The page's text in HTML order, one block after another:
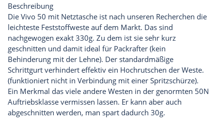
Beschreibung
Die Vivo 50 mit Netztasche ist nach unseren Recherchen die
leichteste Feststoffweste auf dem Markt. Das sind
nachgewogen exakt 330g. Zu dem ist sie sehr kurz
geschnitten und damit ideal für Packrafter (kein
Behinderung mit der Lehne). Der standardmäßige
Schrittgurt verhindert effektiv ein Hochrutschen der Weste.
(funktioniert nicht in Verbindung mit einer Spritzschürze).
Ein Merkmal das viele andere Westen in der genormten 50N
Auftriebsklasse vermissen lassen. Er kann aber auch
abgeschnitten werden, man spart dadurch 30g.